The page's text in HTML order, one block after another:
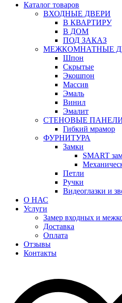
Каталог товаров
ВХОДНЫЕ ДВЕРИ
В КВАРТИРУ
В ДОМ
ПОД ЗАКАЗ
МЕЖКОМНАТНЫЕ
Шпон
Скрытые
Экошпон
Массив
Эмаль
Винил
Эмалит
СТЕНОВЫЕ
Гибкий мрамор
ФУРНИТУРА
Замки
SMART
Петли
Ручки
Видеоглазки и
О НАС
Услуги
Замер входных и
Доставка
Оплата
Отзывы
Контакты